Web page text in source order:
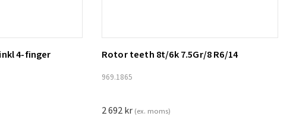
Lägg till i varukorg
4-finger
Rotor teeth 8t/6k 7.5Gr/8 R6/14
969.1865
2 692kr (ex. moms)